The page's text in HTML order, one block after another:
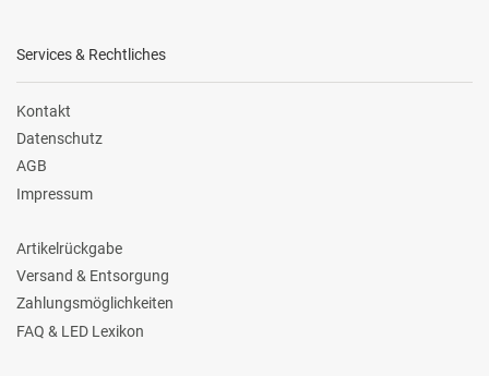
Services & Rechtliches
Kontakt
Datenschutz
AGB
Impressum
Artikelrückgabe
Versand & Entsorgung
Zahlungsmöglichkeiten
FAQ & LED Lexikon